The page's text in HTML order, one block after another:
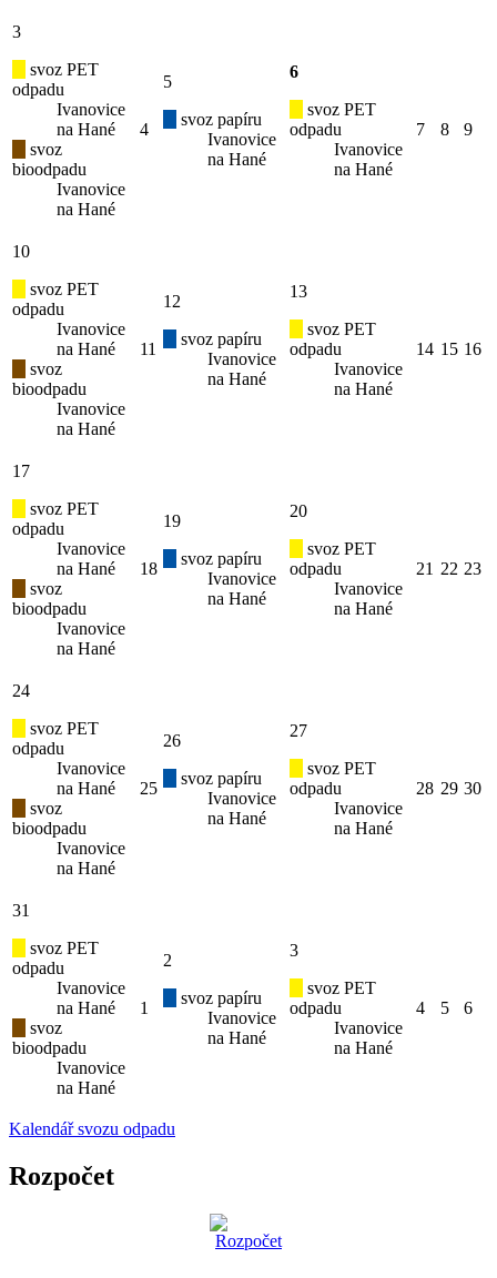
3
svoz PET
odpadu
Ivanovice
na Hané
svoz
bioodpadu
Ivanovice
na Hané
4
5
svoz papíru
Ivanovice
na Hané
6
svoz PET
odpadu
Ivanovice
na Hané
7 8 9
10
svoz PET
odpadu
Ivanovice
na Hané
svoz
bioodpadu
Ivanovice
na Hané
11
12
svoz papíru
Ivanovice
na Hané
13
svoz PET
odpadu
Ivanovice
na Hané
14 15 16
17
svoz PET
odpadu
Ivanovice
na Hané
svoz
bioodpadu
Ivanovice
na Hané
18
19
svoz papíru
Ivanovice
na Hané
20
svoz PET
odpadu
Ivanovice
na Hané
21 22 23
24
svoz PET
odpadu
Ivanovice
na Hané
svoz
bioodpadu
Ivanovice
na Hané
25
26
svoz papíru
Ivanovice
na Hané
27
svoz PET
odpadu
Ivanovice
na Hané
28 29 30
31
svoz PET
odpadu
Ivanovice
na Hané
svoz
bioodpadu
Ivanovice
na Hané
1
2
svoz papíru
Ivanovice
na Hané
3
svoz PET
odpadu
Ivanovice
na Hané
4 5 6
Kalendář svozu odpadu
Rozpočet